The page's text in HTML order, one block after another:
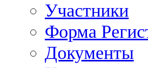
Участники
Форма
Документы